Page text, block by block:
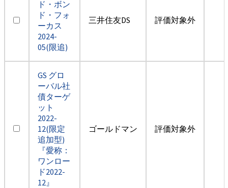
ド・ボン
ド・フォ
ーカス
2024-
05(限追)
三井住友DS 評価対象外
GS グロ
ーバル社
債ターゲ
ット
2022-
12(限定
追加型)
『愛称：
ワンロー
ド2022-
12』
ゴールドマン 評価対象外